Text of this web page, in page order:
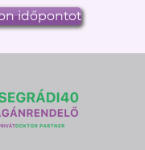
időpontot